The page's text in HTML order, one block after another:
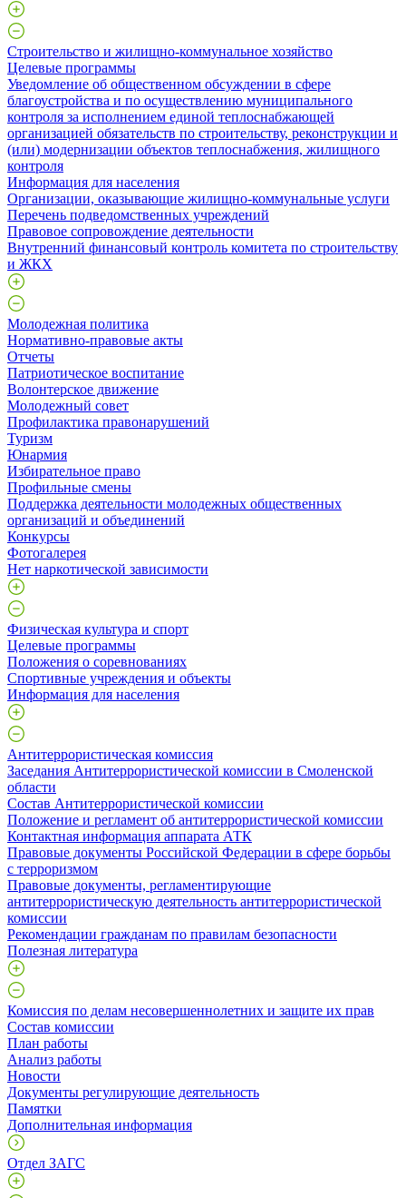
Строительство и жилищно-коммунальное хозяйство
Целевые программы
Уведомление об общественном обсуждении в сфере
благоустройства и по осуществлению муниципального
контроля за исполнением единой теплоснабжающей
организацией обязательств по строительству, реконструкции и
(или) модернизации объектов теплоснабжения, жилищного
контроля
Информация для населения
Организации, оказывающие жилищно-коммунальные услуги
Перечень подведомственных учреждений
Правовое сопровождение деятельности
Внутренний финансовый контроль комитета по строительству
и ЖКХ
Молодежная политика
Нормативно-правовые акты
Отчеты
Патриотическое воспитание
Волонтерское движение
Молодежный совет
Профилактика правонарушений
Туризм
Юнармия
Избирательное право
Профильные смены
Поддержка деятельности молодежных общественных
организаций и объединений
Конкурсы
Фотогалерея
Нет наркотической зависимости
Физическая культура и спорт
Целевые программы
Положения о соревнованиях
Спортивные учреждения и объекты
Информация для населения
Антитеррористическая комиссия
Заседания Антитеррористической комиссии в Смоленской
области
Состав Антитеррористической комиссии
Положение и регламент об антитеррористической комиссии
Контактная информация аппарата АТК
Правовые документы Российской Федерации в сфере борьбы
с терроризмом
Правовые документы, регламентирующие
антитеррористическую деятельность антитеррористической
комиссии
Рекомендации гражданам по правилам безопасности
Полезная литература
Комиссия по делам несовершеннолетних и защите их прав
Состав комиссии
План работы
Анализ работы
Новости
Документы регулирующие деятельность
Памятки
Дополнительная информация
Отдел ЗАГС